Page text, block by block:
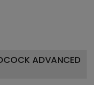
ADVANCED